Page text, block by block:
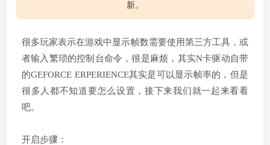
新。
很多玩家表示在游戏中显示帧数需要使用第三方工具，或
者输入繁琐的控制台命令，很是麻烦，其实N卡驱动自带
的GEFORCE ERPERIENCE其实是可以显示帧率的，但是
很多人都不知道要怎么设置，接下来我们就一起来看看
吧。
开启步骤：